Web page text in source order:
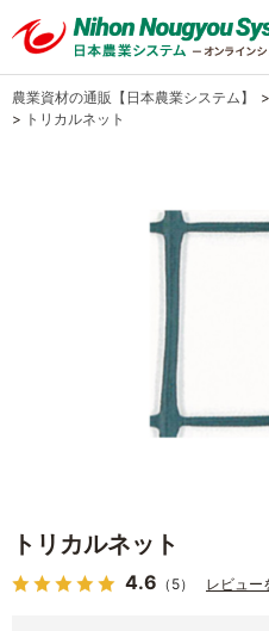
農業資材の通販【日本農業システム】 >
> トリカルネット
トリカルネット
4.6 （5） レビュー